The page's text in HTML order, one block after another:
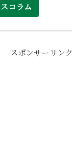
コラム
スポンサーリンク